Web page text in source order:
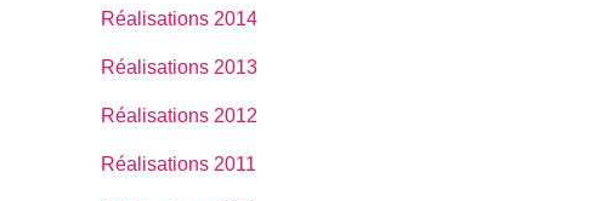
Réalisations 2014
Réalisations 2013
Réalisations 2012
Réalisations 2011